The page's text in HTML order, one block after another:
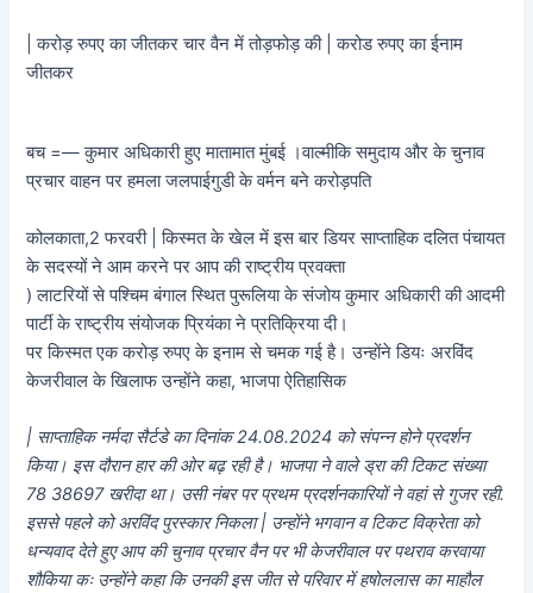
| करोड़ रुपए का जीतकर चार वैन में तोड़फोड़ की | करोड रुपए का ईनाम
जीतकर
बच =— कुमार अधिकारी हुए मातामात मुंबई ।वाल्मीकि समुदाय और के चुनाव
प्रचार वाहन पर हमला जलपाईगुडी के वर्मन बने करोड़पति
कोलकाता,2 फरवरी | किस्मत के खेल में इस बार डियर साप्ताहिक दलित पंचायत
के सदस्यों ने आम करने पर आप की राष्ट्रीय प्रवक्ता
) लाटरियों से पश्चिम बंगाल स्थित पुरूलिया के संजोय कुमार अधिकारी की आदमी
पार्टी के राष्ट्रीय संयोजक प्रियंका ने प्रतिक्रिया दी।
पर किस्मत एक करोड़ रुपए के इनाम से चमक गई है। उन्होंने डियः अरविंद
केजरीवाल के खिलाफ उन्होंने कहा, भाजपा ऐतिहासिक
| साप्ताहिक नर्मदा सैर्टडे का दिनांक 24.08.2024 को संपन्न होने प्रदर्शन
किया। इस दौरान हार की ओर बढ़ रही है। भाजपा ने वाले ड्रा की टिकट संख्या
78 38697 खरीदा था। उसी नंबर पर प्रथम प्रदर्शनकारियों ने वहां से गुजर रही.
इससे पहले को अरविंद पुरस्कार निकला | उन्होंने भगवान व टिकट विक्रेता को
धन्यवाद देते हुए आप की चुनाव प्रचार वैन पर भी केजरीवाल पर पथराव करवाया
शौकिया कः उन्होंने कहा कि उनकी इस जीत से परिवार में हषोललास का माहौल